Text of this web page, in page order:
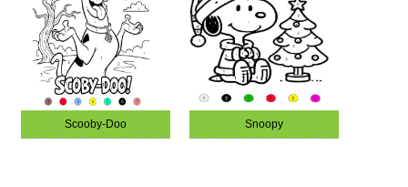
Scooby-Doo Snoopy